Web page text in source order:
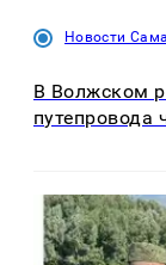
Новости
В Волжском
путепровода